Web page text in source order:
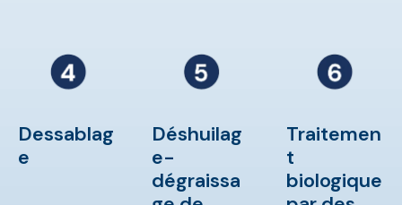
Dessablag
e
Déshuilag
e-
dégraissa
Traitemen
t
biologique